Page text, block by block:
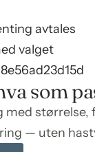
avtales
valget
8e56ad23d15d
som
med størrelse,
— uten